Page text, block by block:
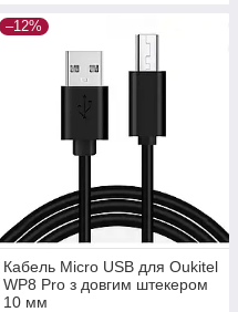
–12%
Кабель Micro USB для Oukitel
WP8 Pro з довгим штекером
10 мм